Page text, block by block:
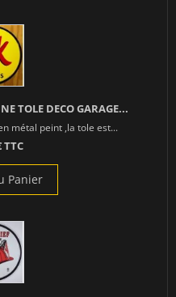
TOLE DECO GARAGE...
métal peint ,la tole est...
TTC
Panier